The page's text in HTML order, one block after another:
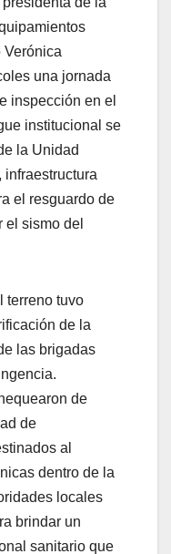
Verónica
una jornada
inspección en el
institucional se
la Unidad
infraestructura
el resguardo de
el sismo del
terreno tuvo
de la
las brigadas
de
de
al
dentro de la
locales
brindar un
sanitario que